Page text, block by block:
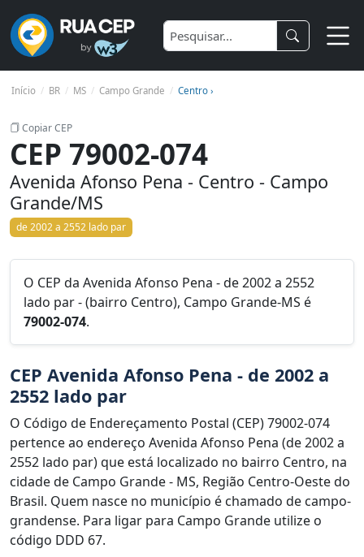
Início BR MS Campo Grande Centro ›
Copiar CEP
CEP 79002-074
Avenida Afonso Pena - Centro - Campo
Grande/MS
de 2002 a 2552 lado par
O CEP da Avenida Afonso Pena - de 2002 a 2552
lado par - (bairro Centro), Campo Grande-MS é
79002-074.
CEP Avenida Afonso Pena - de 2002 a
2552 lado par
O Código de Endereçamento Postal (CEP) 79002-074
pertence ao endereço Avenida Afonso Pena (de 2002 a
2552 lado par) que está localizado no bairro Centro, na
cidade de Campo Grande - MS, Região Centro-Oeste do
Brasil. Quem nasce no município é chamado de campo-
grandense. Para ligar para Campo Grande utilize o
código DDD 67.